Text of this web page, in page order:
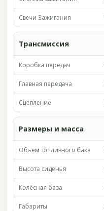
Свечи Зажигания
Трансмиссия
Коробка передач
Главная передача
Сцепление
Размеры и масса
Объём топливного бака
Высота сиденья
Колёсная база
Габариты